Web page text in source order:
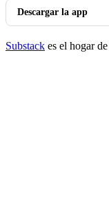
Descargar la app
Substack es el hogar